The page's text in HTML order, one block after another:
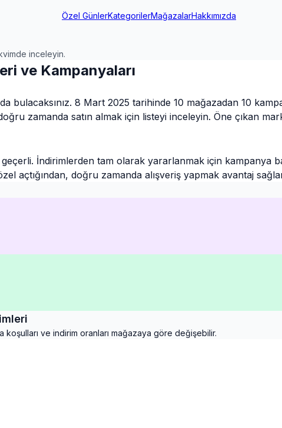
Özel GünlerKategorilerMağazalarHakkımızda
inceleyin.
ve Kampanyaları
bulacaksınız. 8 Mart 2025 tarihinde 10 mağazadan 10
zamanda satın almak için listeyi inceleyin. Öne çıkan
İndirimlerden tam olarak yararlanmak için kampanya
açtığından, doğru zamanda alışveriş yapmak avantaj
koşulları ve indirim oranları mağazaya göre değişebilir.